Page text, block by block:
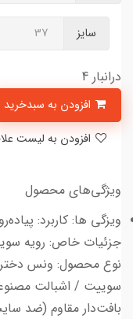
سایز
درانبار 4
ویژگی‌های محصول
ویزگی ها: کاربرد:
جزئیات خاص: رویه
نوع محصول: ونس
بافت‌دار مقاوم (ضد